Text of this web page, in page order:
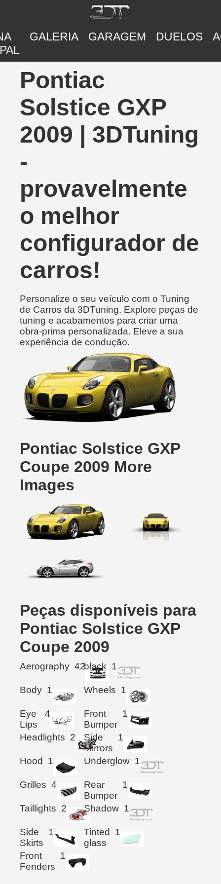
GALERIA GARAGEM DUELOS
Pontiac
Solstice GXP
2009 | 3DTuning
-
provavelmente
o melhor
configurador de
carros!
Personalize o seu veículo com o Tuning
de Carros da 3DTuning. Explore peças de
tuning e acabamentos para criar uma
obra-prima personalizada. Eleve a sua
experiência de condução.
Pontiac Solstice GXP
Coupe 2009 More
Images
Peças disponíveis para
Pontiac Solstice GXP
Coupe 2009
Aerography 42black 1
Body 1 Wheels 1
Eye
Lips
4
Front
Bumper
1
Headlights 2
Side
Mirrors
1
Hood 1 Underglow 1
Grilles 4
Rear
Bumper
1
Taillights 2 Shadow 1
Side
Skirts
1
Tinted
glass
1
Front
Fenders
1